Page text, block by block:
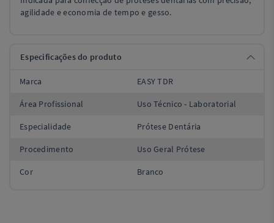
agilidade e economia de tempo e gesso.
Especificações do produto
Marca EASY TDR
Área Profissional Uso Técnico - Laboratorial
Especialidade Prótese Dentária
Procedimento Uso Geral Prótese
Cor Branco